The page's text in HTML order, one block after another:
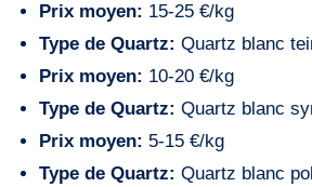
Prix moyen: 15-25 €/kg
Type de Quartz: Quartz blanc
Prix moyen: 10-20 €/kg
Type de Quartz: Quartz blanc
Prix moyen: 5-15 €/kg
Type de Quartz: Quartz blanc